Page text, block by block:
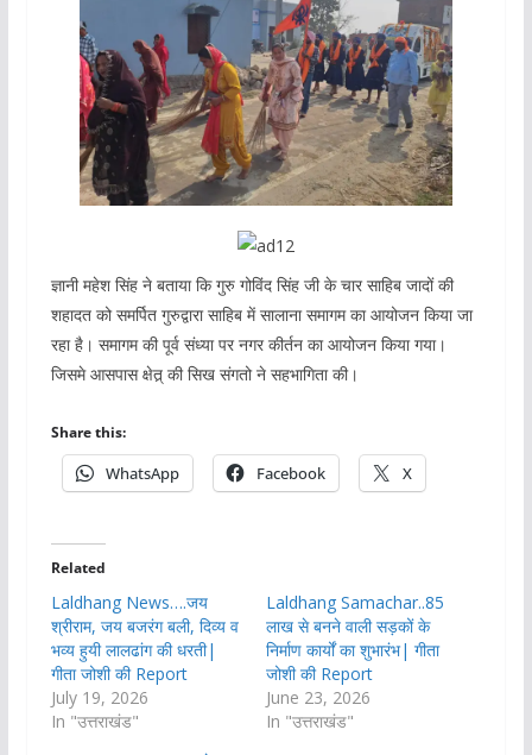
ज्ञानी महेश सिंह ने बताया कि गुरु गोविंद सिंह जी के चार साहिब जादों की
शहादत को समर्पित गुरुद्वारा साहिब में सालाना समागम का आयोजन किया जा
रहा है। समागम की पूर्व संध्या पर नगर कीर्तन का आयोजन किया गया।
जिसमे आसपास क्षेत्र् की सिख संगतो ने सहभागिता की।
Share this:
WhatsApp Facebook X
Related
Laldhang News….जय
श्रीराम, जय बजरंग बली, दिव्य व
भव्य हुयी लालढांग की धरती|
गीता जोशी की Report
July 19, 2026
In "उत्तराखंड"
Laldhang Samachar..85
लाख से बनने वाली सड़कों के
निर्माण कार्यों का शुभारंभ| गीता
जोशी की Report
June 23, 2026
In "उत्तराखंड"